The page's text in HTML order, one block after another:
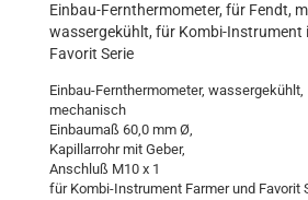
Einbau-Fernthermometer, für Fendt,
wassergekühlt, für Kombi-Instrument
Favorit Serie
Einbau-Fernthermometer, wassergekühlt,
mechanisch
Einbaumaß 60,0 mm Ø,
Kapillarrohr mit Geber,
Anschluß M10 x 1
für Kombi-Instrument Farmer und Favorit